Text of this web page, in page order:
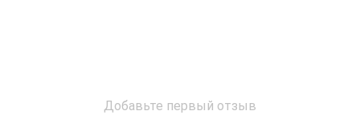
Добавьте первый отзыв